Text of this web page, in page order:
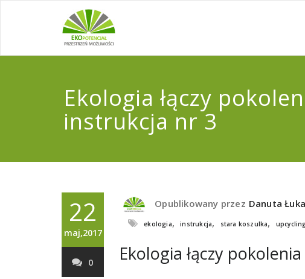
Ekologia łączy
instrukcja nr 3
22
maj,2017
0
Opublikowany przez Danuta
ekologia, instrukcja, stara koszulka, upcycling
Ekologia łączy